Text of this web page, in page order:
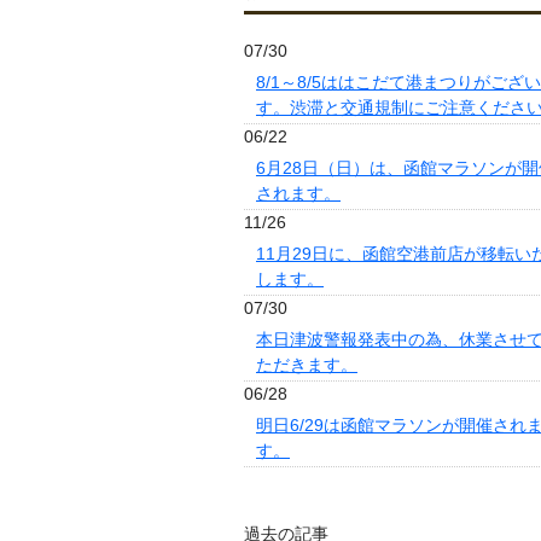
07/30
8/1～8/5ははこだて港まつりがござい
す。渋滞と交通規制にご注意ください
06/22
6月28日（日）は、函館マラソンが
されます。
11/26
11月29日に、函館空港前店が移転い
します。
07/30
本日津波警報発表中の為、休業させ
ただきます。
06/28
明日6/29は函館マラソンが開催されま
す。
過去の記事